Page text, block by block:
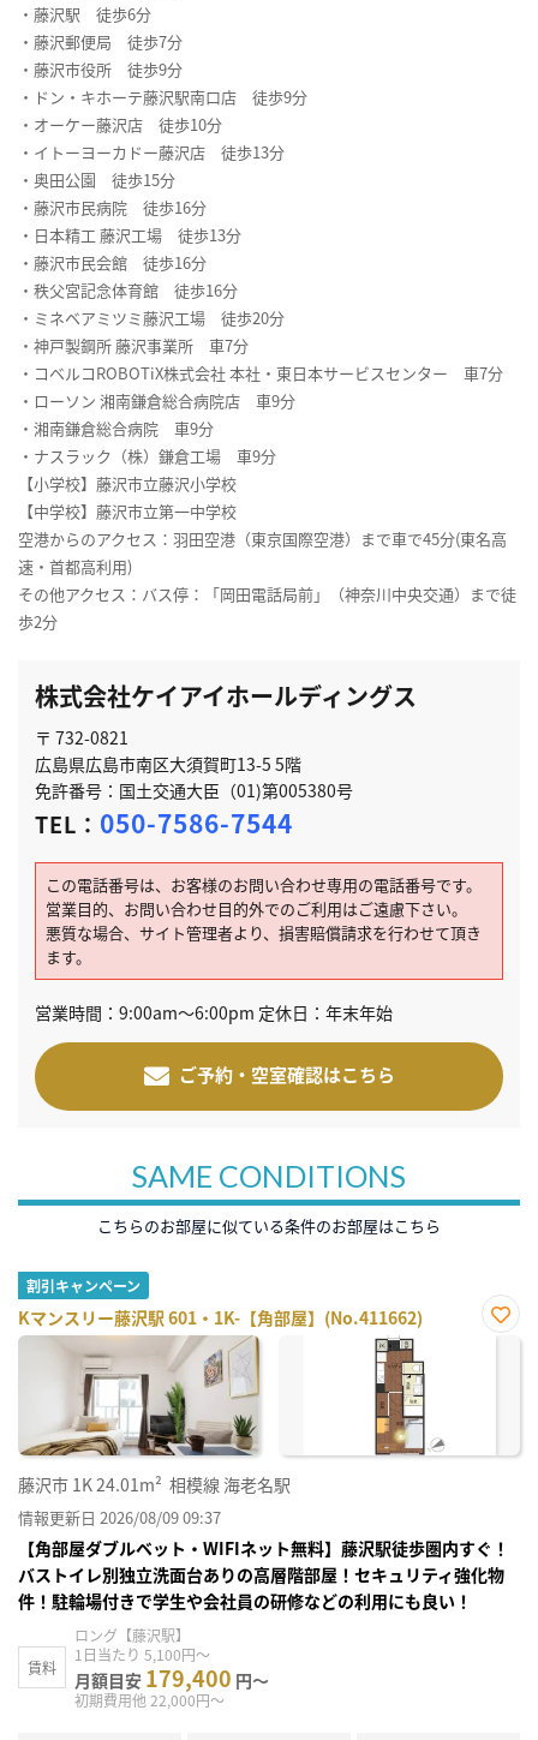
・藤沢駅 徒歩6分
・藤沢郵便局 徒歩7分
・藤沢市役所 徒歩9分
・ドン・キホーテ藤沢駅南口店 徒歩9分
・オーケー藤沢店 徒歩10分
・イトーヨーカドー藤沢店 徒歩13分
・奥田公園 徒歩15分
・藤沢市民病院 徒歩16分
・日本精工 藤沢工場 徒歩13分
・藤沢市民会館 徒歩16分
・秩父宮記念体育館 徒歩16分
・ミネベアミツミ藤沢工場 徒歩20分
・神戸製鋼所 藤沢事業所 車7分
・コベルコROBOTiX株式会社 本社・東日本サービスセンター 車7分
・ローソン 湘南鎌倉総合病院店 車9分
・湘南鎌倉総合病院 車9分
・ナスラック（株）鎌倉工場 車9分
【小学校】藤沢市立藤沢小学校
【中学校】藤沢市立第一中学校
空港からのアクセス：羽田空港（東京国際空港）まで車で45分(東名高
速・首都高利用)
その他アクセス：バス停：「岡田電話局前」（神奈川中央交通）まで徒
歩2分
株式会社ケイアイホールディングス
〒 732-0821
広島県広島市南区大須賀町13-5 5階
免許番号：国土交通大臣（01)第005380号
TEL： 050-7586-7544
この電話番号は、お客様のお問い合わせ専用の電話番号です。
営業目的、お問い合わせ目的外でのご利用はご遠慮下さい。
悪質な場合、サイト管理者より、損害賠償請求を行わせて頂き
ます。
営業時間：9:00am～6:00pm 定休日：年末年始
ご予約・空室確認はこちら
SAME CONDITIONS
こちらのお部屋に似ている条件のお部屋はこちら
割引キャンペーン
Kマンスリー藤沢駅 601・1K-【角部屋】(No.411662)
お気
藤沢市 1K24.01m² 相模線 海老名駅
情報更新日 2026/08/09 09:37
【角部屋ダブルベット・WIFIネット無料】藤沢駅徒歩圏内すぐ！
バストイレ別独立洗面台ありの高層階部屋！セキュリティ強化物
件！駐輪場付きで学生や会社員の研修などの利用にも良い！
賃料
ロング【藤沢駅】
1日当たり 5,100円～
月額目安 179,400 円～
初期費用他 22,000円～